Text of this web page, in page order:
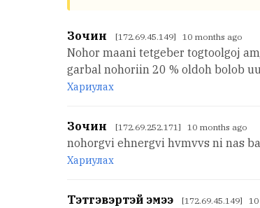
Зочин [172.69.45.149] 10 months ago
Nohor maani tetgeber togtoolgoj
garbal nohoriin 20 % oldoh bolob
Хариулах
Зочин [172.69.252.171] 10 months ago
nohorgvi ehnergvi hvmvvs ni nas
Хариулах
Тэтгэвэртэй эмээ [172.69.45.149]